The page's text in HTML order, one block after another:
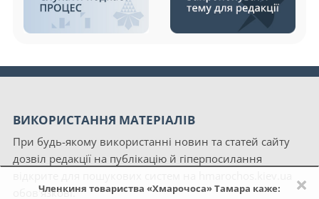
×
Членкиня товариства «Хмарочоса» Тамара каже:
ВИКОРИСТАННЯ МАТЕРІАЛІВ
При будь-якому використанні новин та статей сайту
дозвіл редакції на публікацію й гіперпосилання
обов'язкові.